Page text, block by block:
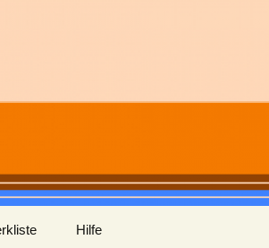
Hilfe